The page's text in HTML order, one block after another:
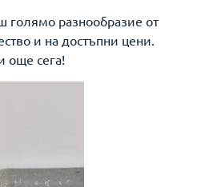
голямо разнообразие от
и на достъпни цени.
още сега!